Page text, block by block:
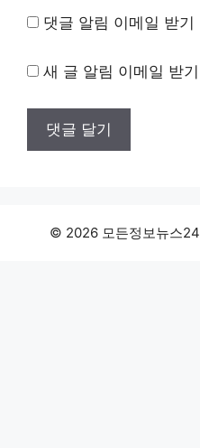
댓글 알림 이메일 받기
새 글 알림 이메일 받기
© 2026 모든정보뉴스24